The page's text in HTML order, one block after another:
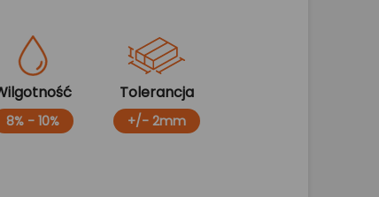
8% - 10%
Tolerancja
+/- 2mm